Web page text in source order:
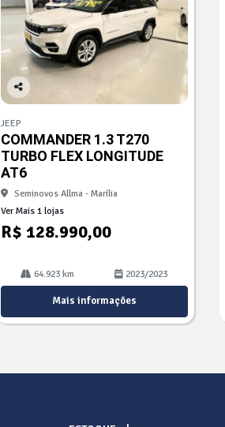
Co
arti
lhe
JEEP
COMMANDER 1.3 T270
TURBO FLEX LONGITUDE
AT6
Seminovos Allma - Marília
Ver Mais 1 lojas
R$ 128.990,00
64.923 km 2023/2023
Mais informações